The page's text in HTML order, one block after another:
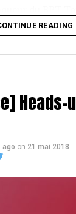
READING
ago on 21 mai 2018